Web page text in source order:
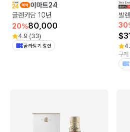
이마트24
글렌카담 10년
20%80,000
4.9 (33)
골라담기 할인
발
30
$
구